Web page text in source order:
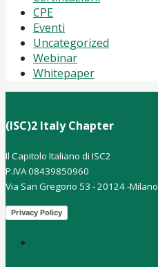
CPE
Eventi
Uncategorized
Webinar
Whitepaper
(ISC)2 Italy Chapter
Il Capitolo Italiano di ISC2
P.IVA 08439850960
Via San Gregorio 53 - 20124 -Milano
Privacy Policy